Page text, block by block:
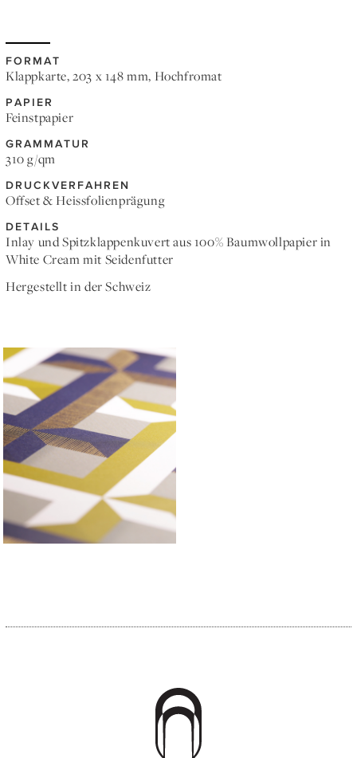
FORMAT
Klappkarte, 203 x 148 mm, Hochfromat
PAPIER
Feinstpapier
GRAMMATUR
310 g/qm
DRUCKVERFAHREN
Offset & Heissfolienprägung
DETAILS
Inlay und Spitzklappenkuvert aus 100% Baumwollpapier in
White Cream mit Seidenfutter
Hergestellt in der Schweiz